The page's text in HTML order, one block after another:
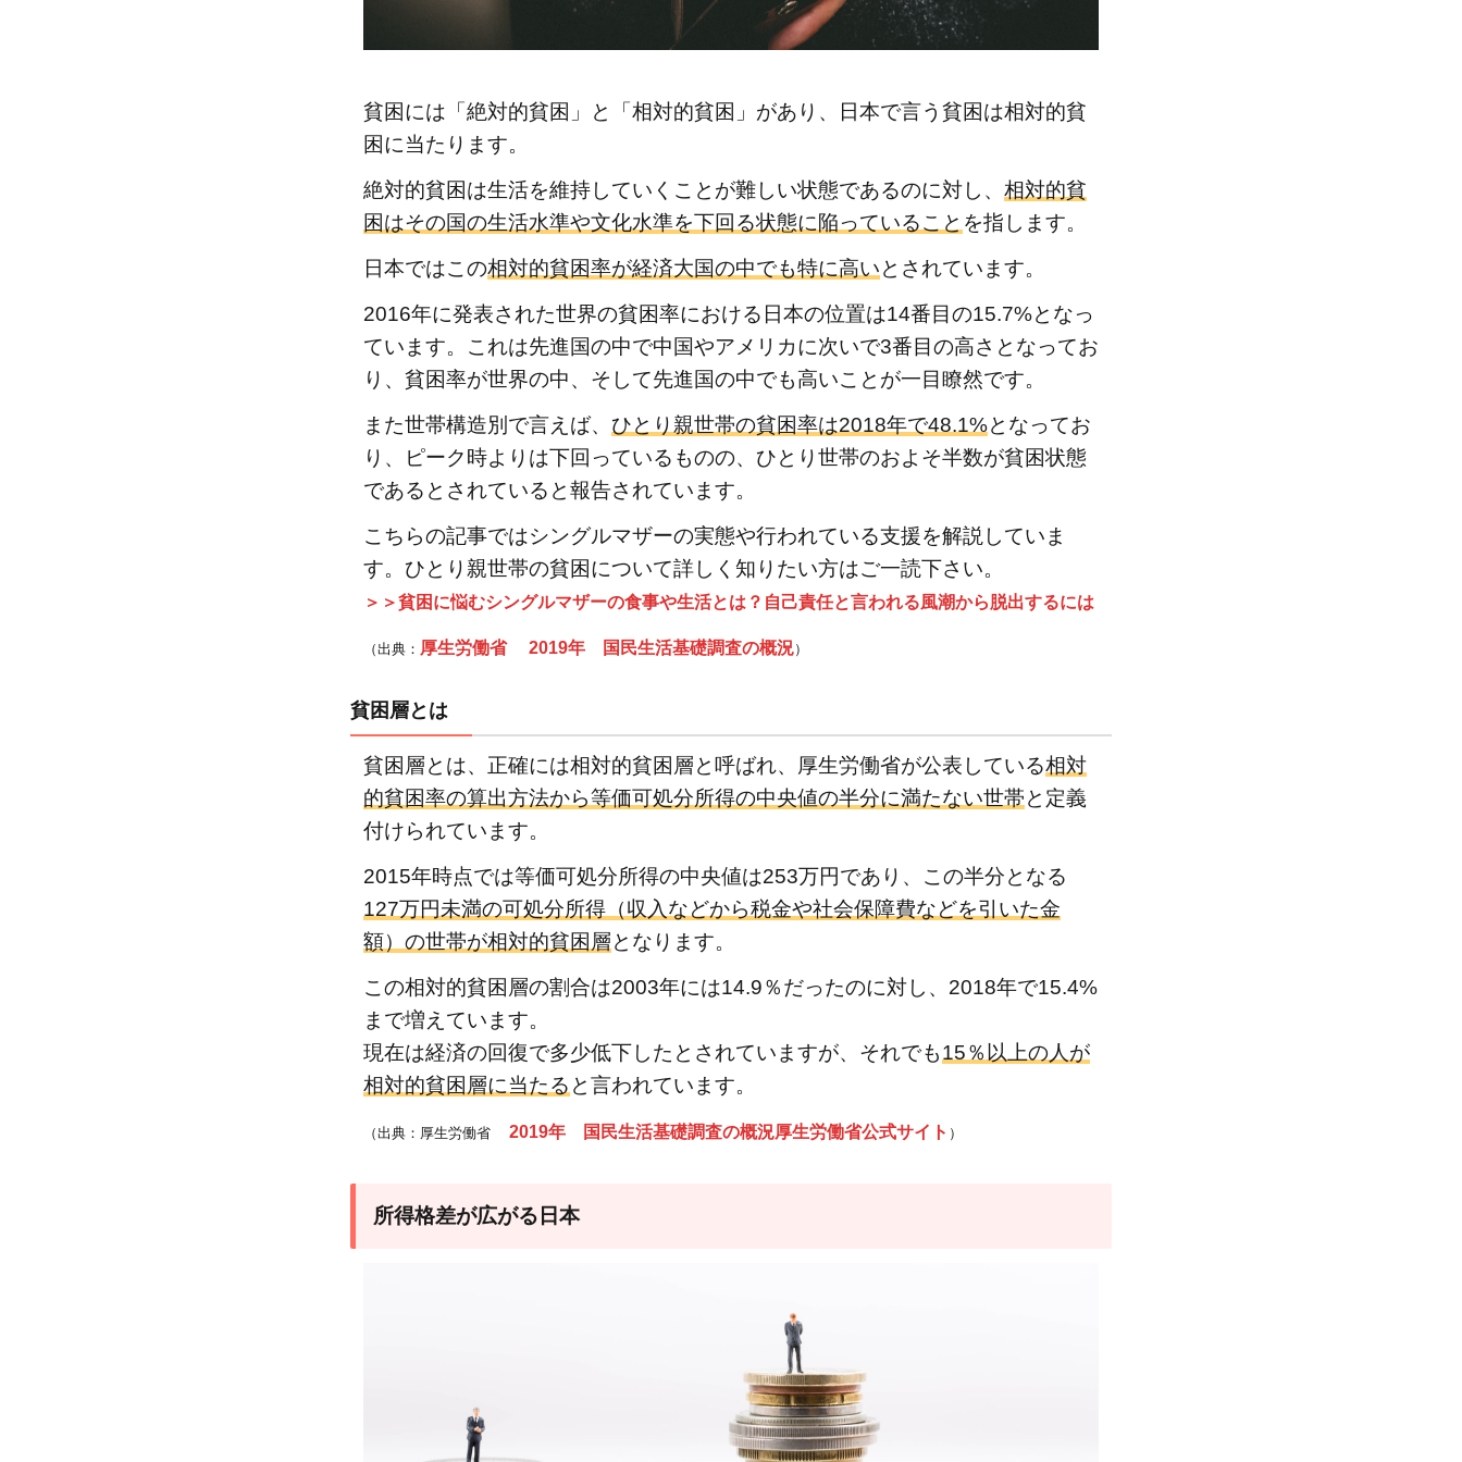
広
が
る
日
本
2.1
所得
の再
分配
日
本
で
困
率
が
い
向
に
あ
る
地
と
は
3.1
沖縄
県
3.2
鹿児
3.3
3.4
貧困には「絶対的貧困」と「相対的貧困」があり、日本で言う貧困は相対的貧
困に当たります。
絶対的貧困は生活を維持していくことが難しい状態であるのに対し、 相対的貧
困はその国の生活水準や文化水準を下回る状態に陥っていること を指します。
日本ではこの相対的貧困率が経済大国の中でも特に高いとされています。
2016年に発表された世界の貧困率における日本の位置は14番目の15.7%となっ
ています。これは先進国の中で中国やアメリカに次いで3番目の高さとなってお
り、貧困率が世界の中、そして先進国の中でも高いことが一目瞭然です。
また世帯構造別で言えば、 ひとり親世帯の貧困率は2018年で48.1%となってお
り、ピーク時よりは下回っているものの、ひとり世帯のおよそ半数が貧困状態
であるとされていると報告されています。
こちらの記事ではシングルマザーの実態や行われている支援を解説していま
す。ひとり親世帯の貧困について詳しく知りたい方はご一読下さい。
＞＞貧困に悩むシングルマザーの食事や生活とは？自己責任と言われる風潮から脱出するには
（出典： 厚生労働省 2019年 国民生活基礎調査の概況）
貧困層とは
貧困層とは、正確には相対的貧困層と呼ばれ、厚生労働省が公表している相対
的貧困率の算出方法から等価可処分所得の中央値の半分に満たない世帯と定義
付けられています。
2015年時点では等価可処分所得の中央値は253万円であり、この半分となる
127万円未満の可処分所得（収入などから税金や社会保障費などを引いた金
額）の世帯が相対的貧困層となります。
この相対的貧困層の割合は2003年には14.9％だったのに対し、2018年で15.4%
まで増えています。
現在は経済の回復で多少低下したとされていますが、それでも15％以上の人が
相対的貧困層に当たる と言われています。
（出典：厚生労働省 2019年 国民生活基礎調査の概況厚生労働省公式サイト ）
所得格差が広がる日本